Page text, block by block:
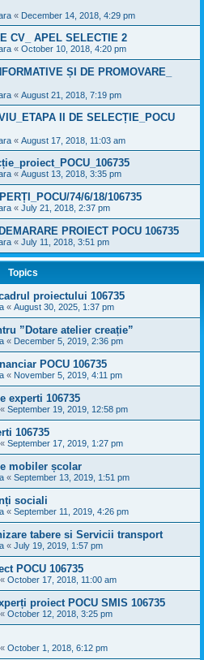
« December 14, 2018, 4:29 pm
CV_ APEL SELECTIE 2
« October 10, 2018, 4:20 pm
ȘI DE PROMOVARE_
« August 21, 2018, 7:19 pm
II DE SELECȚIE_POCU
« August 17, 2018, 11:03 am
« August 13, 2018, 3:35 pm
74/6/18/106735
« July 21, 2018, 2:37 pm
PROIECT POCU 106735
« July 11, 2018, 3:51 pm
Topics
proiectului 106735
« August 30, 2025, 1:37 pm
”Dotare atelier creație”
« December 5, 2019, 2:36 pm
POCU 106735
« November 5, 2019, 4:11 pm
experti 106735
« September 19, 2019, 12:58 pm
106735
« September 17, 2019, 1:27 pm
mobiler școlar
« September 13, 2019, 1:51 pm
sociali
« September 11, 2019, 4:26 pm
tabere si Servicii transport
« July 19, 2019, 1:57 pm
POCU 106735
« October 17, 2018, 11:00 am
proiect POCU SMIS 106735
« October 12, 2018, 3:25 pm
« October 1, 2018, 6:12 pm